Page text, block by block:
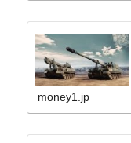
money1.jp